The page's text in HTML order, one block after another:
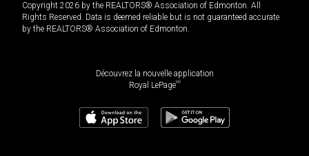
Copyright 2026 by the REALTORS® Association of Edmonton. All
Rights Reserved. Data is deemed reliable but is not guaranteed accurate
by the REALTORS® Association of Edmonton.
Découvrez la nouvelle application
Royal LePageMD